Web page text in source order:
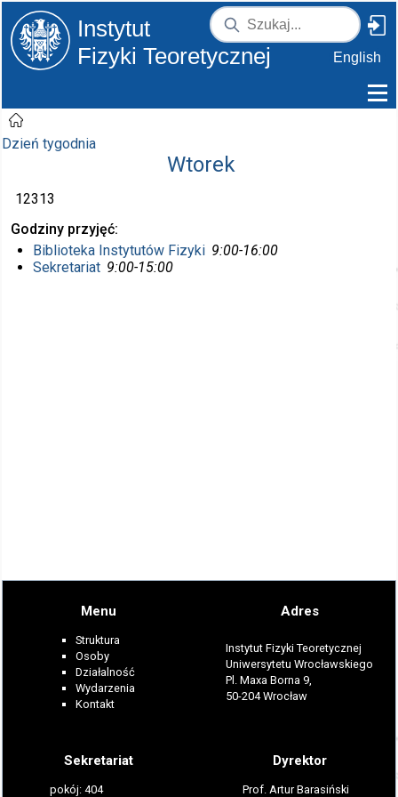
Instytut
Fizyki Teoretycznej
English
Dzień tygodnia
Wtorek
12313
Godziny przyjęć
Biblioteka Instytutów Fizyki 9:00-16:00
Sekretariat 9:00-15:00
Menu
Struktura
Osoby
Działalność
Wydarzenia
Kontakt
Adres
Instytut Fizyki Teoretycznej
Uniwersytetu Wrocławskiego
Pl. Maxa Borna 9,
50-204 Wrocław
Sekretariat
pokój: 404
Dyrektor
Prof. Artur Barasiński